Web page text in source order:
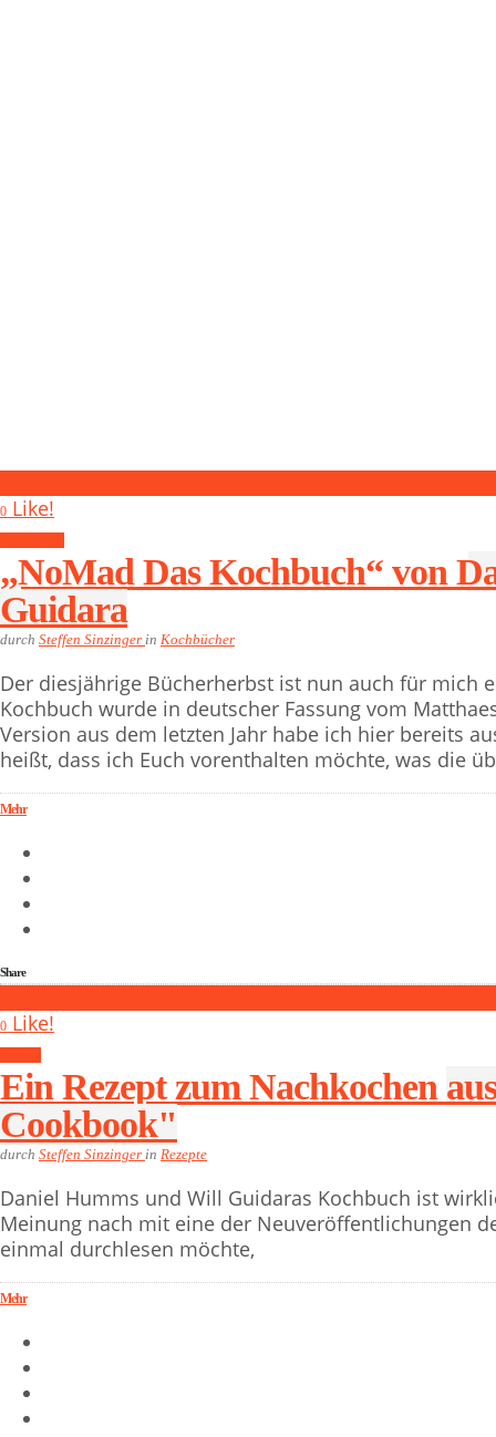
0 Like!
„NoMad Das Kochbuch“ von
Guidara
durch Steffen Sinzinger in Kochbücher
Der diesjährige Bücherherbst ist nun auch für mich
Kochbuch wurde in deutscher Fassung vom
Version aus dem letzten Jahr habe ich hier bereits
heißt, dass ich Euch vorenthalten möchte, was die
Mehr
Share
0 Like!
Ein Rezept zum Nachkochen
Cookbook"
durch Steffen Sinzinger in Rezepte
Daniel Humms und Will Guidaras Kochbuch ist
Meinung nach mit eine der Neuveröffentlichungen
einmal durchlesen möchte,
Mehr